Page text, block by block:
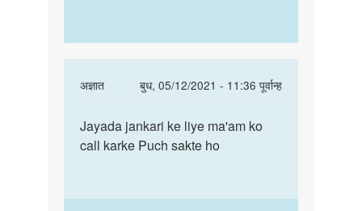
अज्ञात
बुध, 05/12/2021 - 11:36 पूर्वान्ह
In
to
Meri
choti
Jayada
jankari
ma'am…
Jayada jankari ke liye ma'am ko
call karke Puch sakte ho